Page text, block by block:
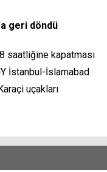
geri döndü
saatliğine kapatması
İstanbul-İslamabad
uçakları